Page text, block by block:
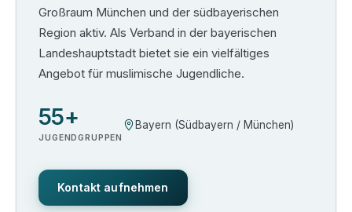
Großraum München und der südbayerischen
Region aktiv. Als Verband in der bayerischen
Landeshauptstadt bietet sie ein vielfältiges
Angebot für muslimische Jugendliche.
55+
JUGENDGRUPPEN
Bayern (Südbayern / München)
Kontakt aufnehmen